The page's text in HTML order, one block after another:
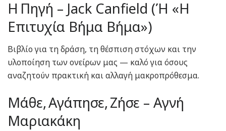
Η Πηγή – Jack Canfield (Ή «Η
Επιτυχία Βήμα Βήμα»)
Βιβλίο για τη δράση, τη θέσπιση στόχων και την
υλοποίηση των ονείρων μας — καλό για όσους
αναζητούν πρακτική και αλλαγή μακροπρόθεσμα.
Μάθε, Αγάπησε, Ζήσε – Αγνή
Μαριακάκη